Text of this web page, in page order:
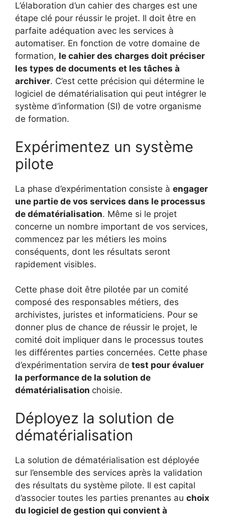
L’élaboration d’un cahier des charges est une
étape clé pour réussir le projet. Il doit être en
parfaite adéquation avec les services à
automatiser. En fonction de votre domaine de
formation, le cahier des charges doit préciser
les types de documents et les tâches à
archiver. C’est cette précision qui détermine le
logiciel de dématérialisation qui peut intégrer le
système d’information (SI) de votre organisme
de formation.
Expérimentez un système
pilote
La phase d’expérimentation consiste à engager
une partie de vos services dans le processus
de dématérialisation. Même si le projet
concerne un nombre important de vos services,
commencez par les métiers les moins
conséquents, dont les résultats seront
rapidement visibles.
Cette phase doit être pilotée par un comité
composé des responsables métiers, des
archivistes, juristes et informaticiens. Pour se
donner plus de chance de réussir le projet, le
comité doit impliquer dans le processus toutes
les différentes parties concernées. Cette phase
d’expérimentation servira de test pour évaluer
la performance de la solution de
dématérialisation choisie.
Déployez la solution de
dématérialisation
La solution de dématérialisation est déployée
sur l’ensemble des services après la validation
des résultats du système pilote. Il est capital
d’associer toutes les parties prenantes au choix
du logiciel de gestion qui convient à